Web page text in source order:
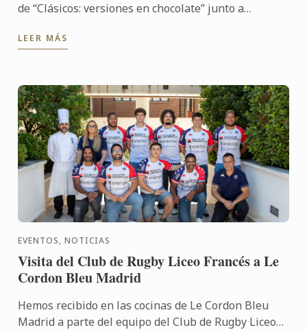
de “Clásicos: versiones en chocolate” junto a
chef José María ...
LEER MÁS
EVENTOS, NOTICIAS
Visita del Club de Rugby Liceo Francés a Le
Cordon Bleu Madrid
Hemos recibido en las cocinas de Le Cordon Bleu
Madrid a parte del equipo del Club de Rugby Liceo